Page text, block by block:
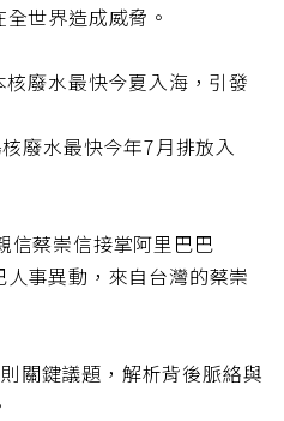
世界造成威脅。
廢水最快今夏入海，引發
廢水最快今年7月排放入
信蔡崇信接掌阿里巴巴
事異動，來自台灣的蔡崇
關鍵議題，解析背後脈絡與